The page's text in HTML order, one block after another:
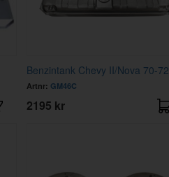
Benzintank Chevy II/Nova 70-72
Artnr: GM46C
2195 kr